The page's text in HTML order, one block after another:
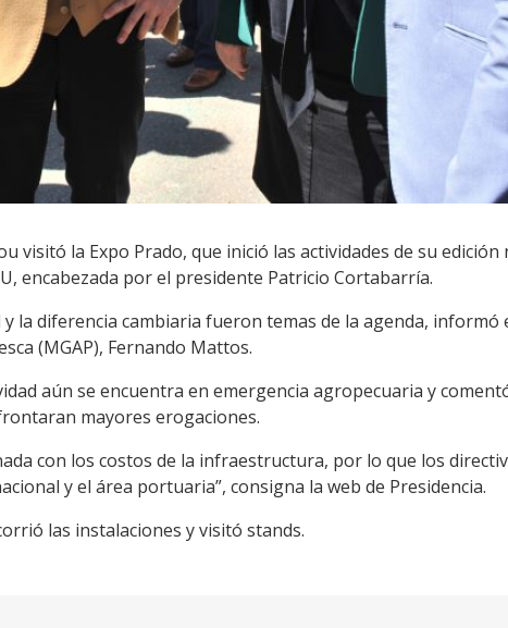
visitó la Expo Prado, que inició las actividades de su edición
encabezada por el presidente Patricio Cortabarría.
la diferencia cambiaria fueron temas de la agenda, informó
(MGAP), Fernando Mattos.
aún se encuentra en emergencia agropecuaria y
mayores erogaciones.
con los costos de la infraestructura, por lo que los
y el área portuaria”, consigna la web de Presidencia.
las instalaciones y visitó stands.